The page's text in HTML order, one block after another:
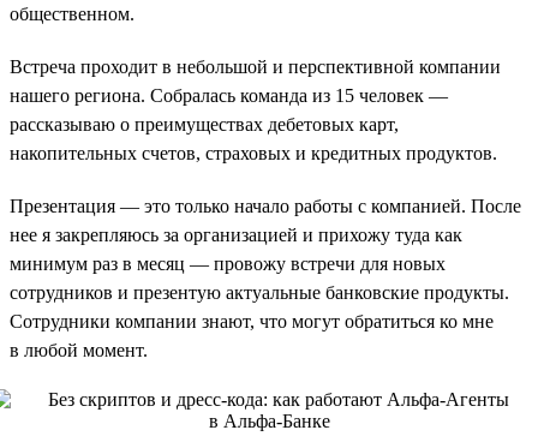
общественном.
Встреча проходит в небольшой и перспективной компании
нашего региона. Собралась команда из 15 человек —
рассказываю о преимуществах дебетовых карт,
накопительных счетов, страховых и кредитных продуктов.
Презентация — это только начало работы с компанией. После
нее я закрепляюсь за организацией и прихожу туда как
минимум раз в месяц — провожу встречи для новых
сотрудников и презентую актуальные банковские продукты.
Сотрудники компании знают, что могут обратиться ко мне
в любой момент.